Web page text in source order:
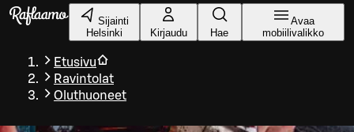
Siirry pääsisältöön
Sijainti
Helsinki
Kirjaudu Hae
Avaa
mobiilivalikko
Etusivu
Ravintolat
Oluthuoneet